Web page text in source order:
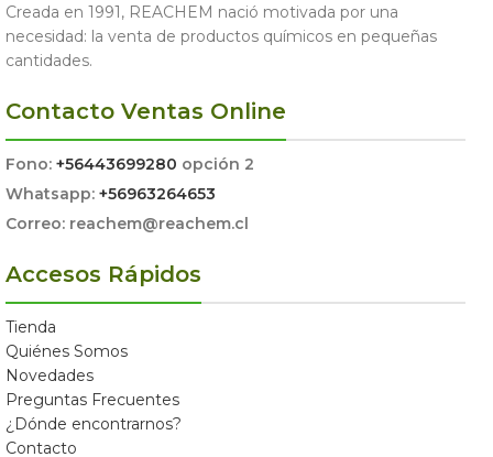
Creada en 1991, REACHEM nació motivada por una
necesidad: la venta de productos químicos en pequeñas
cantidades.
Contacto Ventas Online
Fono: +56443699280 opción 2
Whatsapp: +56963264653
Correo: reachem@reachem.cl
Accesos Rápidos
Tienda
Quiénes Somos
Novedades
Preguntas Frecuentes
¿Dónde encontrarnos?
Contacto